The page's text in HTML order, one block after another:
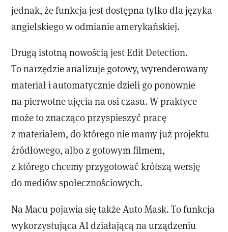
jednak, że funkcja jest dostępna tylko dla języka
angielskiego w odmianie amerykańskiej.
Drugą istotną nowością jest Edit Detection.
To narzędzie analizuje gotowy, wyrenderowany
materiał i automatycznie dzieli go ponownie
na pierwotne ujęcia na osi czasu. W praktyce
może to znacząco przyspieszyć pracę
z materiałem, do którego nie mamy już projektu
źródłowego, albo z gotowym filmem,
z którego chcemy przygotować krótszą wersję
do mediów społecznościowych.
Na Macu pojawia się także Auto Mask. To funkcja
wykorzystująca AI działającą na urządzeniu